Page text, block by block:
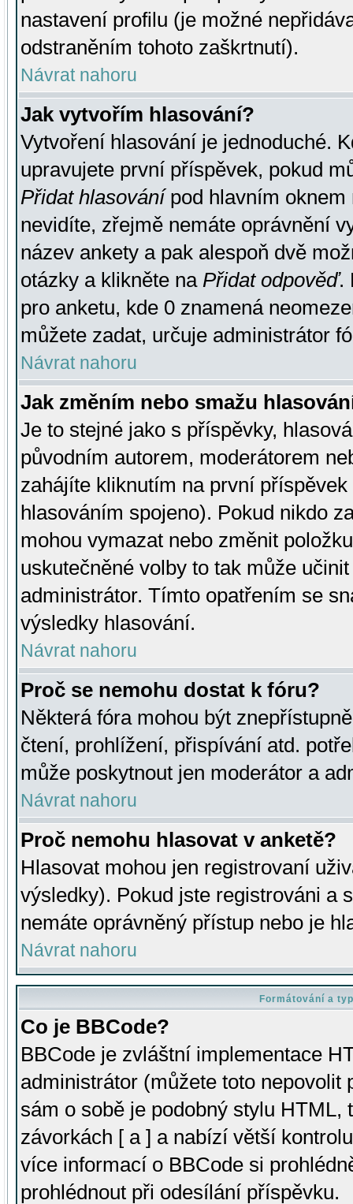
nastavení profilu (je možné
odstraněním tohoto zaškrtnutí).
Návrat nahoru
Jak vytvořím hlasování?
Vytvoření hlasování je jednoduché.
upravujete první příspěvek, pokud
Přidat hlasovánípod hlavním oknem
nevidíte, zřejmě nemáte oprávnění
název ankety a pak alespoň dvě
otázky a klikněte na Přidat odpověď.
pro anketu, kde 0 znamená
můžete zadat, určuje administrátor
Návrat nahoru
Jak změním nebo smažu
Je to stejné jako s příspěvky,
původním autorem, moderátorem
zahájíte kliknutím na první
hlasováním spojeno). Pokud nikdo
mohou vymazat nebo změnit
uskutečněné volby to tak může
administrátor. Tímto opatřením se
výsledky hlasování.
Návrat nahoru
Proč se nemohu dostat k fóru?
Některá fóra mohou být
čtení, prohlížení, přispívání atd.
může poskytnout jen moderátor a
Návrat nahoru
Proč nemohu hlasovat v anketě?
Hlasovat mohou jen registrovaní
výsledky). Pokud jste registrováni a
nemáte oprávněný přístup nebo je
Návrat nahoru
Formátování a
Co je BBCode?
BBCode je zvláštní implementace
administrátor (můžete toto
sám o sobě je podobný stylu HTML,
závorkách [ a ] a nabízí větší
více informací o BBCode si
prohlédnout při odesílání příspěvku.